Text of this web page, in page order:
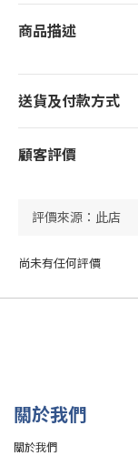
商品描述
送貨及付款方式
顧客評價
尚未有任何評價
關於我們
關於我們